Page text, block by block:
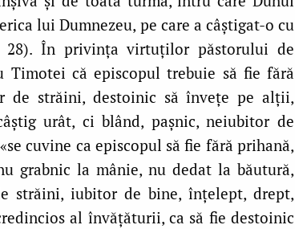
lui Dumnezeu, pe care a câștigat-o cu
28). În privința virtuților păstorului de
Timotei că episcopul trebuie să fie fără
de străini, destoinic să învețe pe alții,
urât, ci blând, pașnic, neiubitor de
cuvine ca episcopul să fie fără prihană,
grabnic la mânie, nu dedat la băutură,
străini, iubitor de bine, înțelept, drept,
al învățăturii, ca să fie destoinic